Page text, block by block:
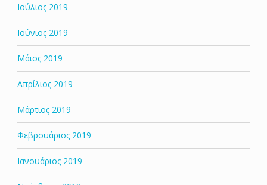
Ιούλιος 2019
Ιούνιος 2019
Μάιος 2019
Απρίλιος 2019
Μάρτιος 2019
Φεβρουάριος 2019
Ιανουάριος 2019